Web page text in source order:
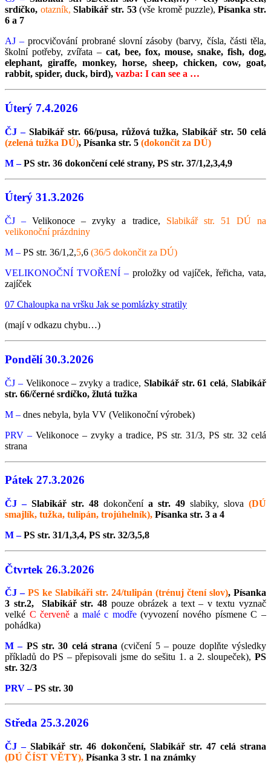
srdíčko, otazník,Slabikář str. 53(vše kromě puzzle),Písanka str.
6 a 7
AJ –procvičování probrané slovní zásoby (barvy, čísla, části těla,
školní potřeby, zvířata – cat, bee, fox, mouse, snake, fish, dog,
elephant, giraffe, monkey, horse, sheep, chicken, cow, goat,
rabbit, spider, duck, bird), vazba: I can see a …
Úterý 7.4.2026
ČJ – Slabikář str. 66/pusa, růžová tužka, Slabikář str. 50 celá
(zelená tužka DÚ), Písanka str. 5 (dokončit za DÚ)
M –PS str. 36 dokončení celé strany, PS str. 37/1,2,3,4,9
Úterý 31.3.2026
ČJ –Velikonoce – zvyky a tradice,
Slabikář str. 51 DÚ na
velikonoční prázdniny
M – PS str. 36/1,2,5,6 (36/5 dokončit za DÚ)
VELIKONOČNÍ TVOŘENÍ –proložky od vajíček, řeřicha, vata,
zajíček
07 Chaloupka na vršku Jak se pomlázky stratily
(mají v odkazu chybu…)
Pondělí 30.3.2026
ČJ – Velikonoce – zvyky a tradice, Slabikář str. 61 celá,Slabikář
str. 66/černé srdíčko, žlutá tužka
M – dnes nebyla, byla VV (Velikonoční výrobek)
PRV – Velikonoce – zvyky a tradice, PS str. 31/3, PS str. 32 celá
strana
Pátek 27.3.2026
ČJ – Slabikář str. 48 dokončenía str. 49 slabiky, slova (DÚ
smajlík, tužka, tulipán, trojúhelník), Písanka str. 3 a 4
M –PS str. 31/1,3,4, PS str. 32/3,5,8
Čtvrtek 26.3.2026
ČJ – PS ke Slabikáři str. 24/tulipán (trénuj čtení slov), Písanka
3 str.2, Slabikář str. 48 pouze obrázek a text – v textu vyznač
velké C červeně a malé c modře(vyvození nového písmene C –
pohádka)
M – PS str. 30 celá strana(cvičení 5 – pouze doplňte výsledky
příkladů do PS – přepisovali jsme do sešitu 1. a 2. sloupeček), PS
str. 32/3
PRV – PS str. 30
Středa 25.3.2026
ČJ –Slabikář str. 46 dokončení, Slabikář str. 47 celá strana
(DÚ ČÍST VĚTY), Písanka 3 str. 1 na známky